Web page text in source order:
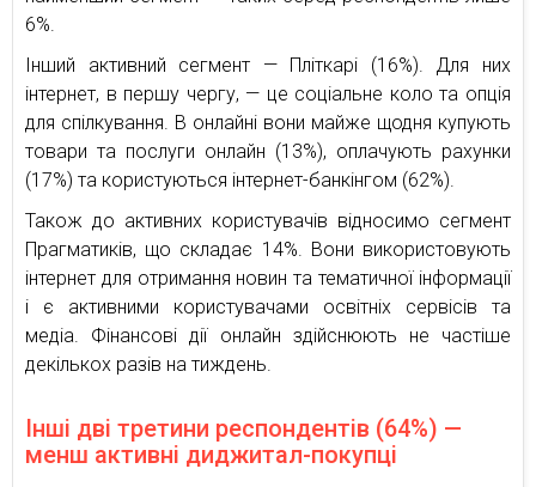
6%.
Інший активний сегмент — Пліткарі (16%). Для них
інтернет, в першу чергу, — це соціальне коло та опція
для спілкування. В онлайні вони майже щодня купують
товари та послуги онлайн (13%), оплачують рахунки
(17%) та користуються інтернет-банкінгом (62%).
Також до активних користувачів відносимо сегмент
Прагматиків, що складає 14%. Вони використовують
інтернет для отримання новин та тематичної інформації
і є активними користувачами освітніх сервісів та
медіа. Фінансові дії онлайн здійснюють не частіше
декількох разів на тиждень.
Інші дві третини респондентів (64%) —
менш активні диджитал-покупці